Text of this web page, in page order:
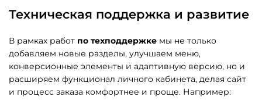
Техническая поддержка и развитие
В рамках работ по техподдержке мы не только
добавляем новые разделы, улучшаем меню,
конверсионные элементы и адаптивную версию, но и
расширяем функционал личного кабинета, делая сайт
и процесс заказа комфортнее и проще. Например: